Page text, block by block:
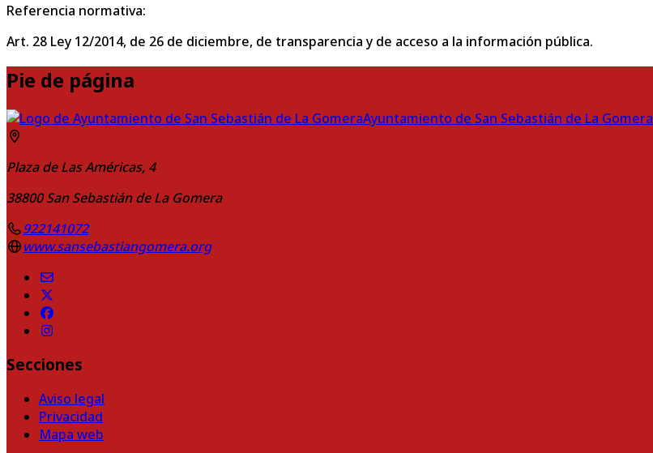
Referencia normativa:
Art. 28 Ley 12/2014, de 26 de diciembre, de transparencia y de acceso a la información pública.
Pie de página
Ayuntamiento de San Sebastián de La Gomera
Plaza de Las Américas, 4
38800 San Sebastián de La Gomera
922141072
www.sansebastiangomera.org
Secciones
Aviso legal
Privacidad
Mapa web